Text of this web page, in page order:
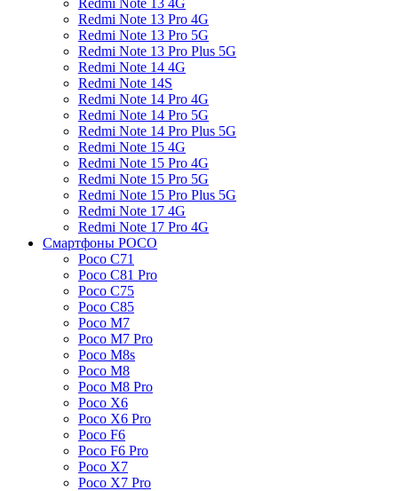
Redmi Note 13 Pro 4G
Redmi Note 13 Pro 5G
Redmi Note 13 Pro Plus 5G
Redmi Note 14 4G
Redmi Note 14S
Redmi Note 14 Pro 4G
Redmi Note 14 Pro 5G
Redmi Note 14 Pro Plus 5G
Redmi Note 15 4G
Redmi Note 15 Pro 4G
Redmi Note 15 Pro 5G
Redmi Note 15 Pro Plus 5G
Redmi Note 17 4G
Redmi Note 17 Pro 4G
Смартфоны POCO
Poco C71
Poco C81 Pro
Poco C75
Poco C85
Poco M7
Poco M7 Pro
Poco M8s
Poco M8
Poco M8 Pro
Poco X6
Poco X6 Pro
Poco F6
Poco F6 Pro
Poco X7
Poco X7 Pro